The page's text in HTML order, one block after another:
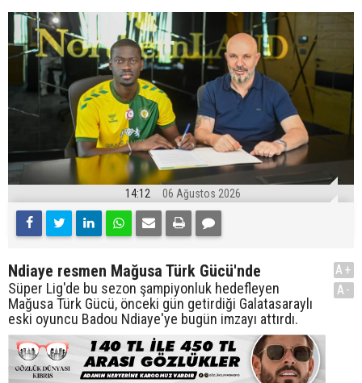
14:12 06 Ağustos 2026
Ndiaye resmen Mağusa Türk Gücü'nde
Süper Lig'de bu sezon şampiyonluk hedefleyen
Mağusa Türk Gücü, önceki gün getirdiği Galatasaraylı
eski oyuncu Badou Ndiaye'ye bugün imzayı attırdı.
A+
A-